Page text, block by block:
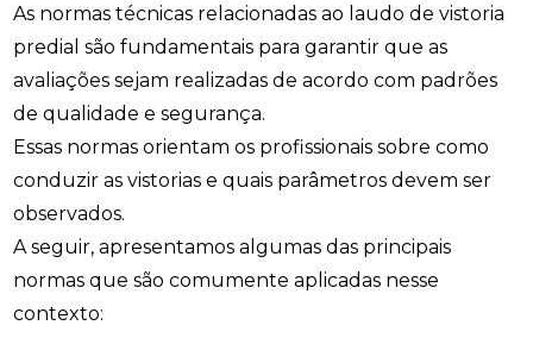
As normas técnicas relacionadas ao laudo de vistoria
predial são fundamentais para garantir que as
avaliações sejam realizadas de acordo com padrões
de qualidade e segurança.
Essas normas orientam os profissionais sobre como
conduzir as vistorias e quais parâmetros devem ser
observados.
A seguir, apresentamos algumas das principais
normas que são comumente aplicadas nesse
contexto: